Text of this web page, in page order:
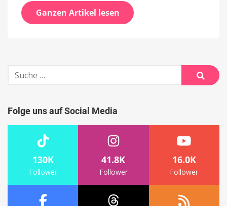
Ganzen Artikel lesen
Suche
nach:
Suche
Folge uns auf Social Media
130K
Follower
41.8K
Follower
16.0K
Follower